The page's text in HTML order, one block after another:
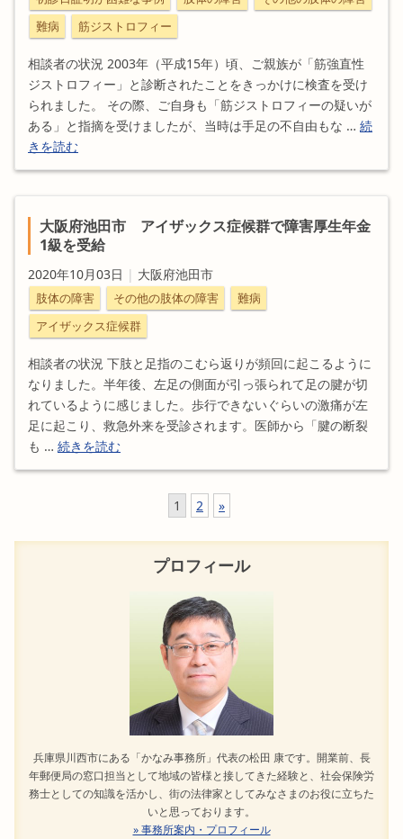
難病
筋ジストロフィー
相談者の状況 2003年（平成15年）頃、ご親族が「筋強直性
ジストロフィー」と診断されたことをきっかけに検査を受け
られました。 その際、ご自身も「筋ジストロフィーの疑いが
ある」と指摘を受けましたが、当時は手足の不自由もな … 続
きを読む
大阪府池田市 アイザックス症候群で障害厚生年金
1級を受給
2020年10月03日 | 大阪府池田市
肢体の障害 その他の肢体の障害
難病
アイザックス症候群
相談者の状況 下肢と足指のこむら返りが頻回に起こるように
なりました。半年後、左足の側面が引っ張られて足の腱が切
れているように感じました。歩行できないぐらいの激痛が左
足に起こり、救急外来を受診されます。医師から「腱の断裂
も … 続きを読む
1 2 »
プロフィール
兵庫県川西市にある「かなみ事務所」代表の松田 康です。開業前、長
年郵便局の窓口担当として地域の皆様と接してきた経験と、社会保険労
務士としての知識を活かし、街の法律家としてみなさまのお役に立ちた
いと思っております。
» 事務所案内・プロフィール